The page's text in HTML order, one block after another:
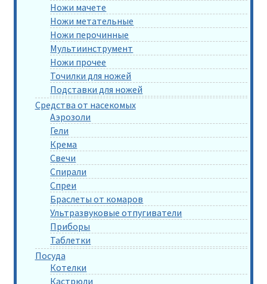
Ножи мачете
Ножи метательные
Ножи перочинные
Мультиинструмент
Ножи прочее
Точилки для ножей
Подставки для ножей
Средства от насекомых
Аэрозоли
Гели
Крема
Свечи
Спирали
Спреи
Браслеты от комаров
Ультразвуковые отпугиватели
Приборы
Таблетки
Посуда
Котелки
Кастрюли